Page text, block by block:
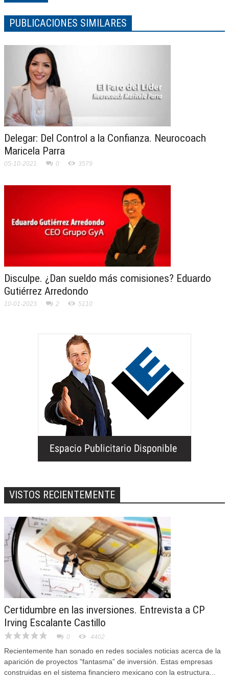
PUBLICACIONES SIMILARES
Delegar: Del Control a la Confianza. Neurocoach
Maricela Parra
05-10-2021 0 3579
Disculpe. ¿Dan sueldo más comisiones? Eduardo
Gutiérrez Arredondo
10-01-2023 2 5110
VISTOS RECIENTEMENTE
Certidumbre en las inversiones. Entrevista a CP
Irving Escalante Castillo
0 4402
Recientemente han sonado en redes sociales noticias acerca de la
aparición de proyectos "fantasma” de inversión. Estas empresas
construidas en el sistema financiero mexicano con la estructura...